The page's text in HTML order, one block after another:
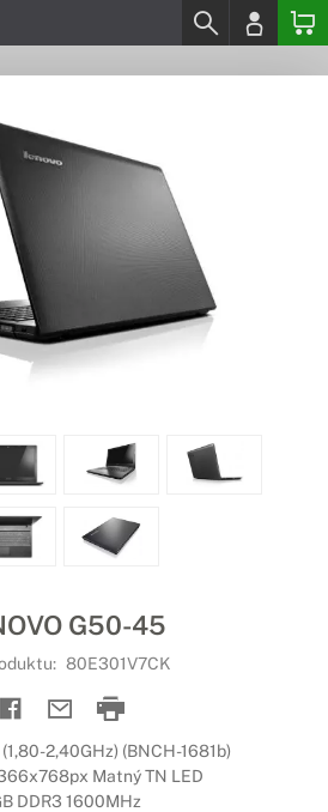
G50-45
80E301V7CK
2,40GHz) (BNCH-1681b)
Matný TN LED
DDR3 1600MHz